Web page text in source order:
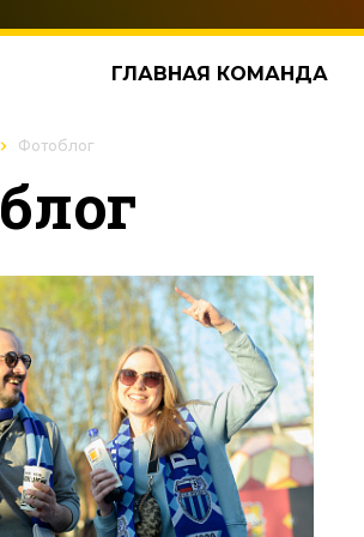
ГЛАВНАЯ КОМАНДА
Фотоблог